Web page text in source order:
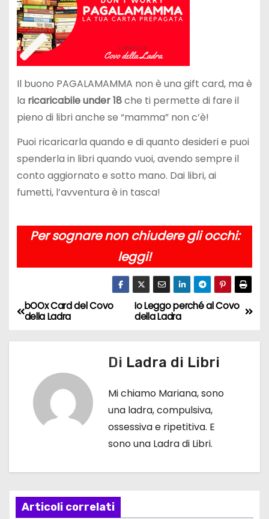
Il buono PAGALAMAMMA non è una gift card, ma è
la ricaricabile under 18che ti permette di fare il
pieno di libri anche se “mamma” non c’è!
Puoi ricaricarla quando e di quanto desideri e puoi
spenderla in libri quando vuoi, avendo sempre il
conto aggiornato e sotto mano. Dai libri, ai
fumetti, l’avventura è in tasca!
Per sognare non chiudere gli occhi:
leggi!
N
a
o
Io Leggo perché al Covo
della Ladra
bOOx Card del Covo
della Ladra
Di Ladra di Libri
Mi chiamo Mariana, sono
una ladra, compulsiva,
ossessiva e ripetitiva. E
sono una Ladra di Libri.
Articoli correlati